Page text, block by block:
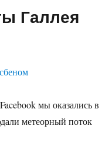
Галлея
мы оказались в
метеорный поток